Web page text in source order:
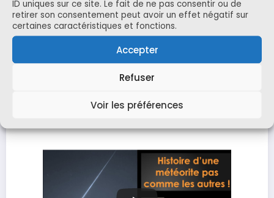
ID uniques sur ce site. Le fait de ne pas consentir ou de
retirer son consentement peut avoir un effet négatif sur
certaines caractéristiques et fonctions.
Accepter
Refuser
Voir les préférences
Pendant deux semaines, une équipe constituée de
chercheurs du programme FRIPON/Vigie-Ciel, de
passionnés et de volontaires de tous les âges se rendait
Viger en Seine Maritime, afin de retrouver des